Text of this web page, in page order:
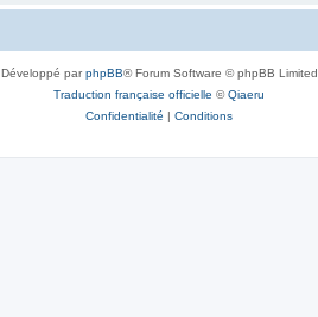
Développé parphpBB® Forum Software © phpBB Limited
Traduction française officielle ©Qiaeru
Confidentialité | Conditions